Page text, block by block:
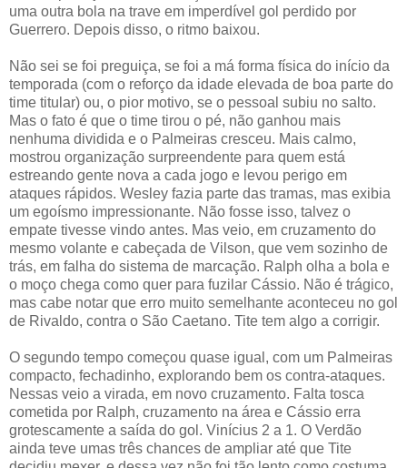
uma outra bola na trave em imperdível gol perdido por
Guerrero. Depois disso, o ritmo baixou.
Não sei se foi preguiça, se foi a má forma física do início da
temporada (com o reforço da idade elevada de boa parte do
time titular) ou, o pior motivo, se o pessoal subiu no salto.
Mas o fato é que o time tirou o pé, não ganhou mais
nenhuma dividida e o Palmeiras cresceu. Mais calmo,
mostrou organização surpreendente para quem está
estreando gente nova a cada jogo e levou perigo em
ataques rápidos. Wesley fazia parte das tramas, mas exibia
um egoísmo impressionante. Não fosse isso, talvez o
empate tivesse vindo antes. Mas veio, em cruzamento do
mesmo volante e cabeçada de Vilson, que vem sozinho de
trás, em falha do sistema de marcação. Ralph olha a bola e
o moço chega como quer para fuzilar Cássio. Não é trágico,
mas cabe notar que erro muito semelhante aconteceu no gol
de Rivaldo, contra o São Caetano. Tite tem algo a corrigir.
O segundo tempo começou quase igual, com um Palmeiras
compacto, fechadinho, explorando bem os contra-ataques.
Nessas veio a virada, em novo cruzamento. Falta tosca
cometida por Ralph, cruzamento na área e Cássio erra
grotescamente a saída do gol. Vinícius 2 a 1. O Verdão
ainda teve umas três chances de ampliar até que Tite